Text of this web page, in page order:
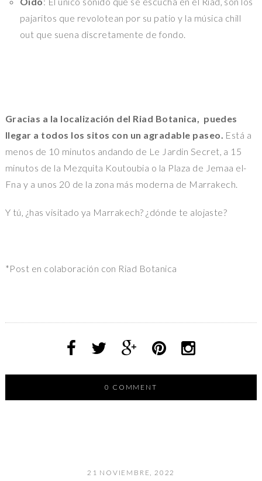
pajaritos que revolotean por su patio y la música chill
out que suena discretamente de fondo.
Gracias a la localización del Riad Botanica, puedes
llegar a todos los sitos con un agradable paseo. Está a
menos de 10 minutos andando de Le Jardin Secret, a 15
minutos de la Mezquita Koutoubia o la Plaza de Jemaa el-
Fna y a unos 20 de la zona más moderna de Marrakech.
Y tú, ¿has visitado ya Marrakech? ¿dónde te alojaste?
*Post en colaboración con Riad Botanica
0 COMMENT
21 NOVIEMBRE, 2022